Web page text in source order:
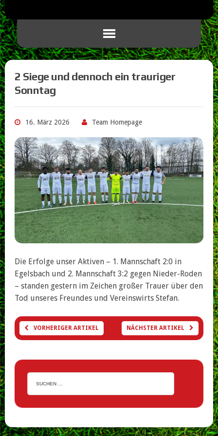
2 Siege und dennoch ein trauriger
Sonntag
16. März 2026 Team Homepage
Die Erfolge unser Aktiven – 1. Mannschaft 2:0 in
Egelsbach und 2. Mannschaft 3:2 gegen Nieder-Roden
– standen gestern im Zeichen großer Trauer über den
Tod unseres Freundes und Vereinswirts Stefan.
VORHERIGER ARTIKEL NÄCHSTER ARTIKEL